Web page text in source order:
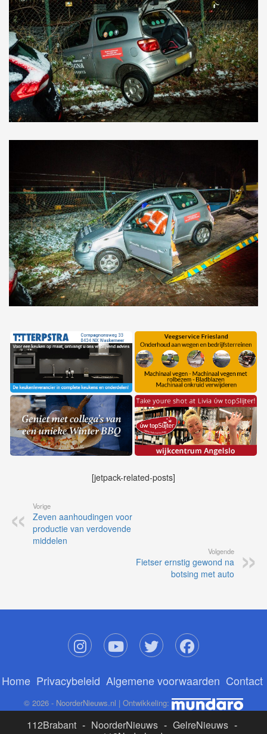
[jetpack-related-posts]
Vorige
Zeven aanhoudingen voor
productie van verdovende
middelen
Volgende
Fietser ernstig gewond na
botsing met auto
Home Privacybeleid Algemene voorwaarden Contact
© 2026 - NoorderNieuws.nl | Ontwikkeling:
112Brabant - NoorderNieuws - GelreNieuws -